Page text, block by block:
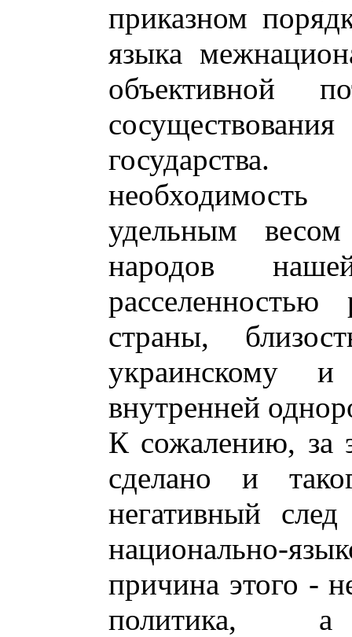
приказном
языка
объективной
необходимость
удельным
народов
страны,
украинскому и
внутренней
К сожалению, за
сделано и
негативный
национально-
причина этого -
политика,